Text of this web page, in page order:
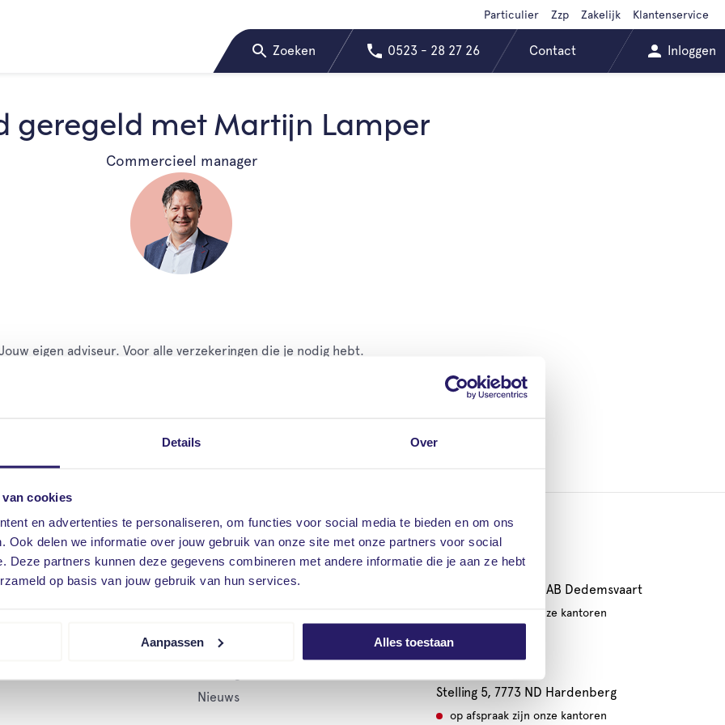
Details Over
cookies
en advertenties te personaliseren, om functies voor social media te bieden en om ons
Ook delen we informatie over jouw gebruik van onze site met onze partners voor social
Deze partners kunnen deze gegevens combineren met andere informatie die je aan ze hebt
op basis van jouw gebruik van hun services.
Aanpassen Alles toestaan
Zoeken 0523 - 28 27 26 Contact Inloggen
Particulier Zzp Zakelijk Klantenservice
geregeld met Martijn Lamper
Commercieel manager
eigen adviseur. Voor alle verzekeringen die je nodig hebt.
Meer over Vrieling
Agrarisch Meer Vrieling
Vacatures
Nieuws
Dedemsvaart
Langewijk 47, 7701 AB Dedemsvaart
op afspraak zijn onze kantoren
Stelling 5, 7773 ND Hardenberg
op afspraak zijn onze kantoren